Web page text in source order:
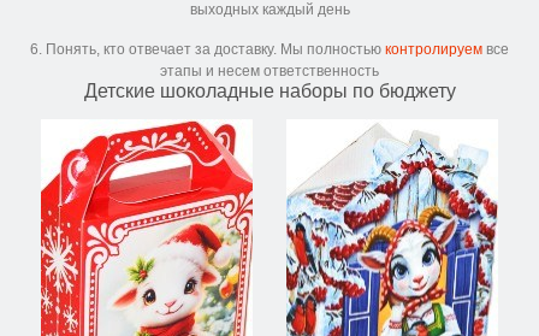
выходных каждый день
6. Понять, кто отвечает за доставку. Мы полностью контролируем все
этапы и несем ответственность
Детские шоколадные наборы по бюджету